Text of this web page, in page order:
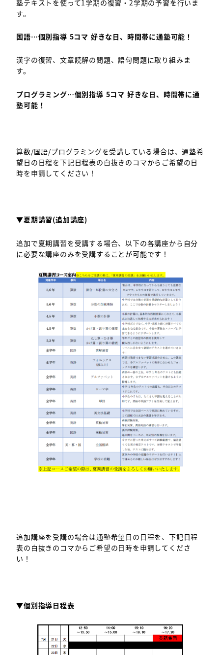
塾テキストを使って1学期の復習・2学期の予習を行いま
す。
国語…個別指導 5コマ 好きな日、時間帯に通塾可能！
漢字の復習、文章読解の問題、語句問題に取り組みま
す。
プログラミング…個別指導 5コマ 好きな日、時間帯に通
塾可能！
算数/国語/プログラミングを受講している場合は、通塾希
望日の日程を下記日程表の白抜きのコマからご希望の日
時を申請してください！
▼夏期講習(追加講座)
追加で夏期講習を受講する場合、以下の各講座から自分
に必要な講座のみを受講することが可能です！
追加講座を受講の場合は通塾希望日の日程を、下記日程
表の白抜きのコマからご希望の日時を申請してくださ
い！
▼個別指導日程表